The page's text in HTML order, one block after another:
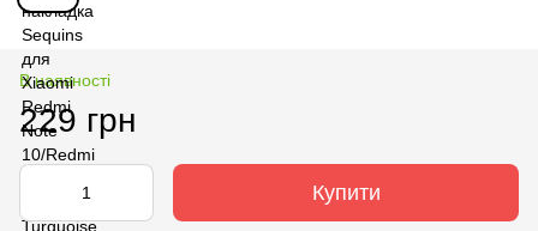
В наявності
229 грн
Купити